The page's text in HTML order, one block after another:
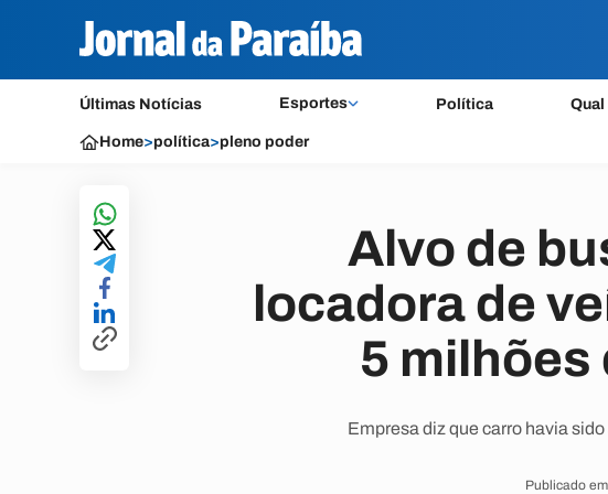
Últimas Notícias Esportes Política Qual
Home>política>pleno poder
Alvo de
locadora de
5 milhões
Empresa diz que carro havia
Publicado